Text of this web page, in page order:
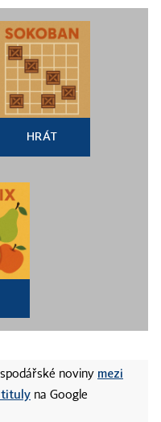
HRÁT
noviny mezi
tituly na Google